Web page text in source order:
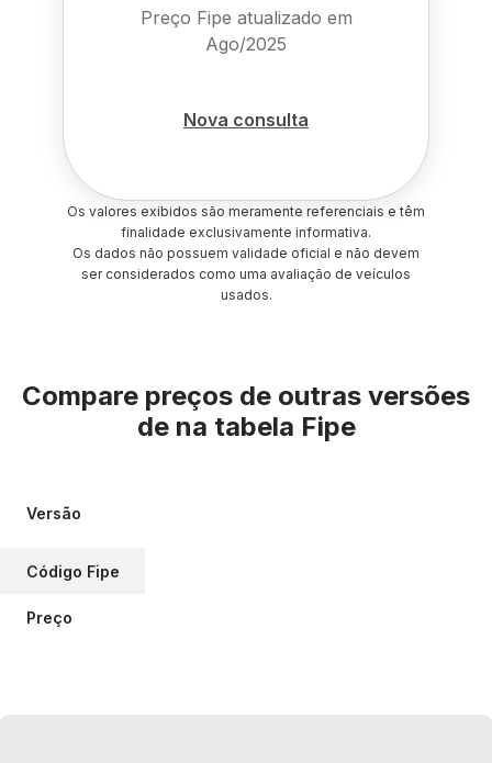
Preço Fipe atualizado em
Ago/2025
Nova consulta
Os valores exibidos são meramente referenciais e têm
finalidade exclusivamente informativa.
Os dados não possuem validade oficial e não devem
ser considerados como uma avaliação de veículos
usados.
Compare preços de outras versões
de na tabela Fipe
Versão
Código Fipe
Preço